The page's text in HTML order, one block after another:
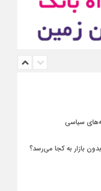
سیاسی
بازار به کجا می‌رسد؟